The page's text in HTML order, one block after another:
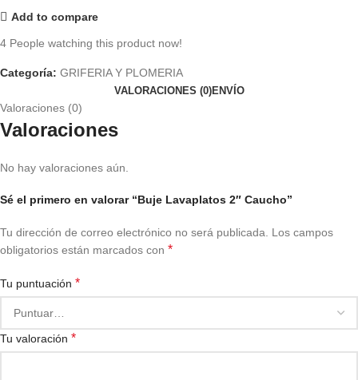
Add to compare
4 People watching this product now!
Categoría: GRIFERIA Y PLOMERIA
VALORACIONES (0)ENVÍO
Valoraciones (0)
Valoraciones
No hay valoraciones aún.
Sé el primero en valorar “Buje Lavaplatos 2″ Caucho”
Tu dirección de correo electrónico no será publicada. Los campos
obligatorios están marcados con *
Tu puntuación *
Tu valoración *